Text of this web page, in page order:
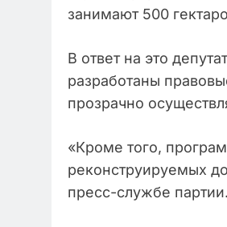
занимают 500
В ответ на это
разработаны
прозрачно
«Кроме того,
реконструируемых
пресс-службе партии.